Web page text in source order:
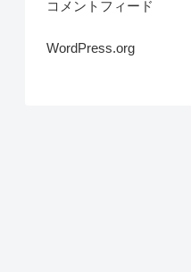
コメントフィード
WordPress.org